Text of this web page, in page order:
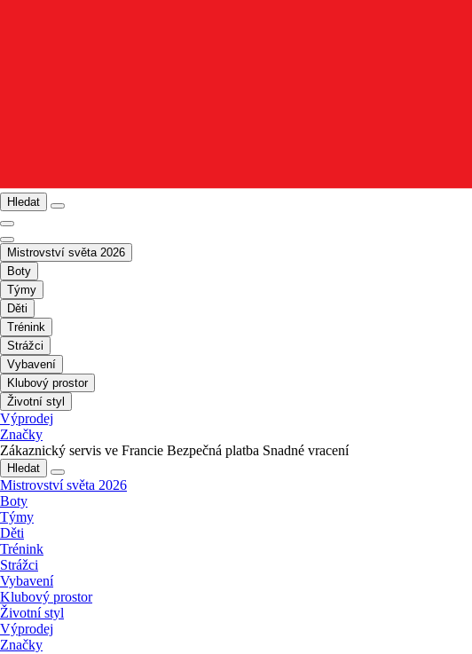
Hledat
Mistrovství světa 2026
Boty
Týmy
Děti
Trénink
Strážci
Vybavení
Klubový prostor
Životní styl
Výprodej
Značky
Zákaznický servis ve Francie Bezpečná platba Snadné vracení
Hledat
Mistrovství světa 2026
Boty
Týmy
Děti
Trénink
Strážci
Vybavení
Klubový prostor
Životní styl
Výprodej
Značky